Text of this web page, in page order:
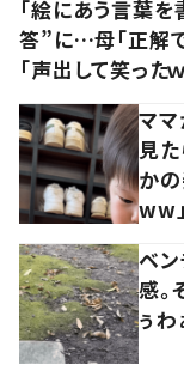
「絵にあう言葉
答”に…母「正解
「声出して笑った
マ
見た
か
ww
ベ
感。
ぅわ